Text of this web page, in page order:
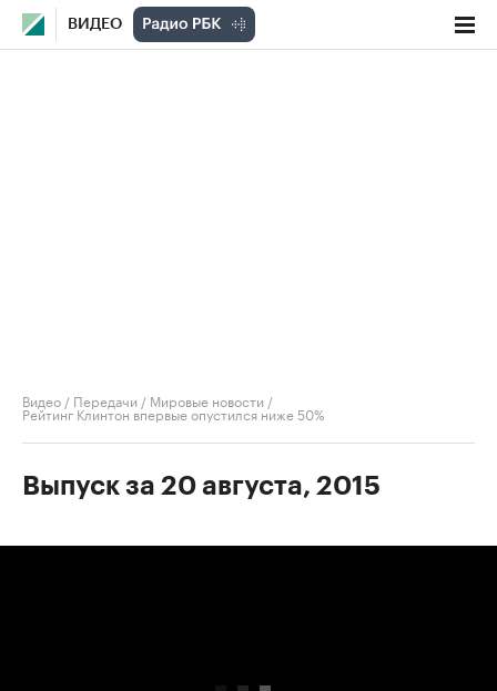
ВИДЕО
Видео / Передачи / Мировые новости /
Рейтинг Клинтон впервые опустился ниже 50%
Выпуск за 20 августа, 2015